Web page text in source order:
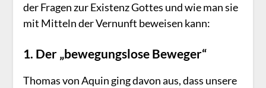
der Fragen zur Existenz Gottes und wie man sie
mit Mitteln der Vernunft beweisen kann:
1. Der „bewegungslose Beweger“
Thomas von Aquin ging davon aus, dass unsere